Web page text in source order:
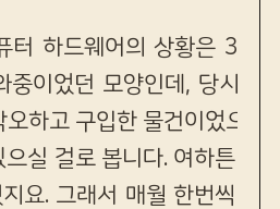
터 하드웨어의 상황은 386
중이었던 모양인데, 당시 서
오하고 구입한 물건이었으니
실 걸로 봅니다. 여하튼 그
요. 그래서 매월 한번씩 보